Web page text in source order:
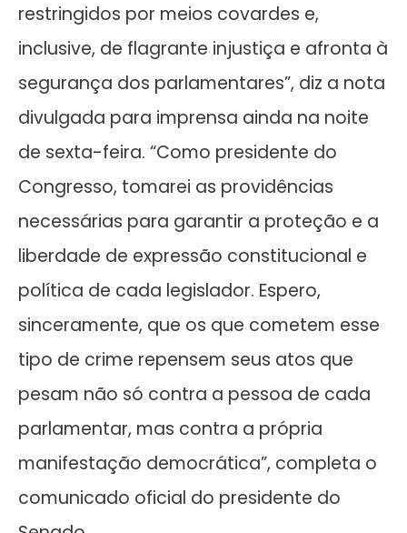
restringidos por meios covardes e,
inclusive, de flagrante injustiça e afronta à
segurança dos parlamentares”, diz a nota
divulgada para imprensa ainda na noite
de sexta-feira. “Como presidente do
Congresso, tomarei as providências
necessárias para garantir a proteção e a
liberdade de expressão constitucional e
política de cada legislador. Espero,
sinceramente, que os que cometem esse
tipo de crime repensem seus atos que
pesam não só contra a pessoa de cada
parlamentar, mas contra a própria
manifestação democrática”, completa o
comunicado oficial do presidente do